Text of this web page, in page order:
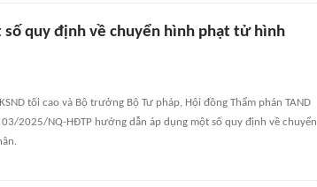
số quy định về chuyển hình phạt tử hình
tối cao và Bộ trưởng Bộ Tư pháp, Hội đồng Thẩm phán TAND
2025/NQ-HĐTP hướng dẫn áp dụng một số quy định về chuyển